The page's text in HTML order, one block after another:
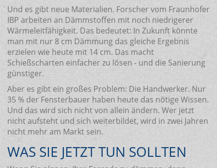
Und es gibt neue Materialien. Forscher vom Fraunhofer
IBP arbeiten an Dämmstoffen mit noch niedrigerer
Wärmeleitfähigkeit. Das bedeutet: In Zukunft könnte
man mit nur 8 cm Dämmung das gleiche Ergebnis
erzielen wie heute mit 14 cm. Das macht
Schießscharten einfacher zu lösen - und die Sanierung
günstiger.
Aber es gibt ein großes Problem: Die Handwerker. Nur
35 % der Fensterbauer haben heute das nötige Wissen.
Und das wird sich nicht von allein ändern. Wer jetzt
nicht aufsteht und sich weiterbildet, wird in zwei Jahren
nicht mehr am Markt sein.
WAS SIE JETZT TUN SOLLTEN